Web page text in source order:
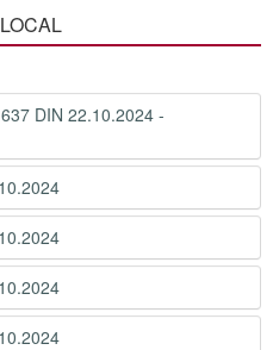
DIN 22.10.2024 -